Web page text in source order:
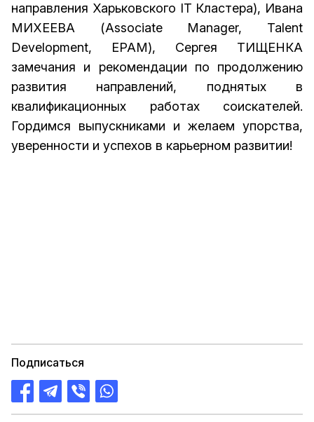
направления Харьковского ІТ Кластера), Ивана
МИХЕЕВА (Associate Manager, Talent
Development, EPAM), Сергея ТИЩЕНКА
замечания и рекомендации по продолжению
развития направлений, поднятых в
квалификационных работах соискателей.
Гордимся выпускниками и желаем упорства,
уверенности и успехов в карьерном развитии!
Подписаться